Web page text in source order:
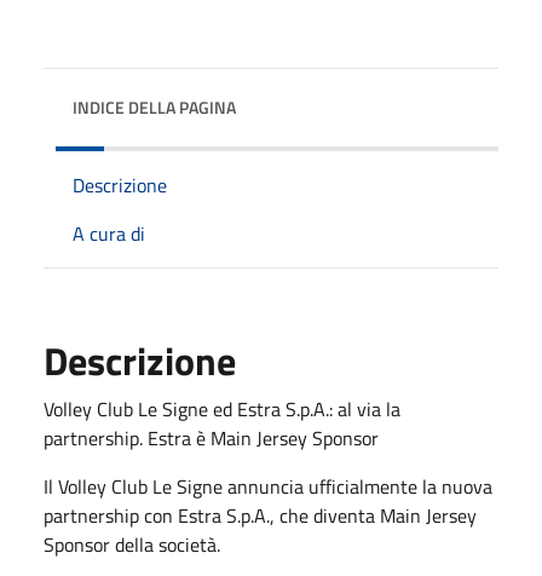
INDICE DELLA PAGINA
Descrizione
A cura di
Descrizione
Volley Club Le Signe ed Estra S.p.A.: al via la
partnership. Estra è Main Jersey Sponsor
Il Volley Club Le Signe annuncia ufficialmente la nuova
partnership con Estra S.p.A., che diventa Main Jersey
Sponsor della società.